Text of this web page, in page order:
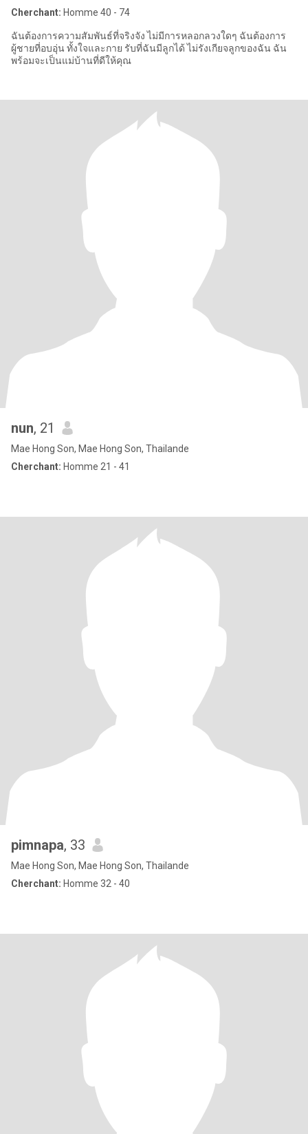
Cherchant: Homme 40 - 74
ฉันต้องการความสัมพันธ์ที่จริงจัง ไม่มีการหลอกลวงใดๆ ฉันต้องการ
ผู้ชายที่อบอุ่น ทั้งใจและกาย รับที่ฉันมีลูกได้ ไม่รังเกียจลูกของฉัน ฉัน
พร้อมจะเป็นแม่บ้านที่ดีให้คุณ
nun, 21
Mae Hong Son, Mae Hong Son, Thailande
Cherchant: Homme 21 - 41
pimnapa, 33
Mae Hong Son, Mae Hong Son, Thailande
Cherchant: Homme 32 - 40